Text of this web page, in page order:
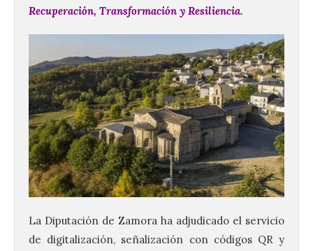
Recuperación, Transformación y Resiliencia.
La Diputación de Zamora ha adjudicado el servicio
de digitalización, señalización con códigos QR y